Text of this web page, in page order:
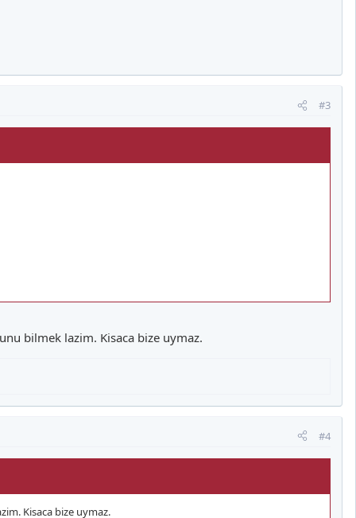
#3
bilmek lazim. Kisaca bize uymaz.
#4
Kisaca bize uymaz.